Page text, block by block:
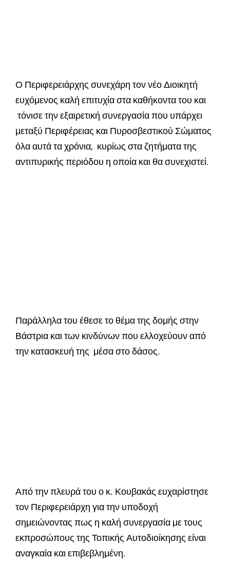
Ο Περιφερειάρχης συνεχάρη τον νέο Διοικητή
ευχόμενος καλή επιτυχία στα καθήκοντα του και
τόνισε την εξαιρετική συνεργασία που υπάρχει
μεταξύ Περιφέρειας και Πυροσβεστικού Σώματος
όλα αυτά τα χρόνια, κυρίως στα ζητήματα της
αντιπυρικής περιόδου η οποία και θα συνεχιστεί.
Παράλληλα του έθεσε το θέμα της δομής στην
Βάστρια και των κινδύνων που ελλοχεύουν από
την κατασκευή της μέσα στο δάσος.
Από την πλευρά του ο κ. Κουβακάς ευχαρίστησε
τον Περιφερειάρχη για την υποδοχή
σημειώνοντας πως η καλή συνεργασία με τους
εκπροσώπους της Τοπικής Αυτοδιοίκησης είναι
αναγκαία και επιβεβλημένη.